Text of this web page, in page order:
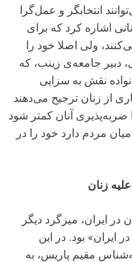
انتخابگر و عمل‌گرا
اشاره کرد که برای
ولی اصلا خود را
دبیر جامعه‌ی زینب، که
نقش به سزایی
از زنان ترجیح می‌دهند
ضربه‌پذیری آنان کمتر شود
مردم دارد خود را در
زنان
ایران، میزگرد دیگر
ایران» بود. در این
مقیم پاریس، به